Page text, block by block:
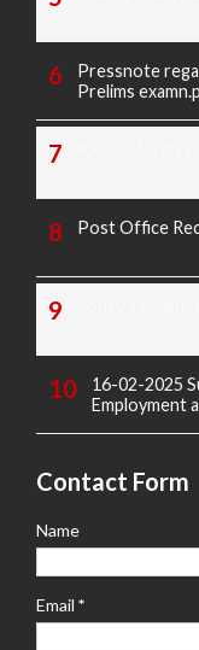
Pressnote
Prelims
Post Office
16-02-2025
Employment
Contact Form
Name
Email *